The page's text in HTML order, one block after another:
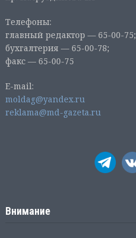
Телефоны:
главный редактор — 65-00-75;
бухгалтерия — 65-00-78;
факс — 65-00-75
E-mail:
moldag@yandex.ru
reklama@md-gazeta.ru
Внимание